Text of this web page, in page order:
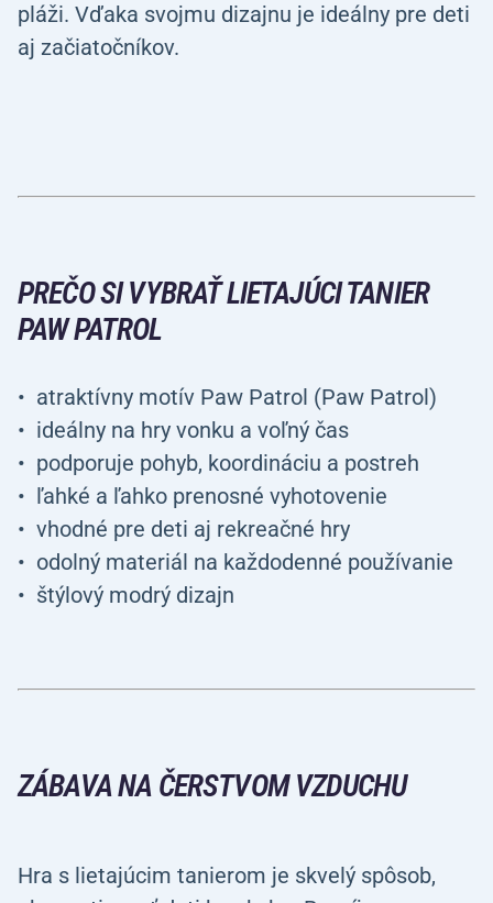
pláži. Vďaka svojmu dizajnu je ideálny pre deti
aj začiatočníkov.
PREČO SI VYBRAŤ LIETAJÚCI TANIER
PAW PATROL
atraktívny motív Paw Patrol (Paw Patrol)
ideálny na hry vonku a voľný čas
podporuje pohyb, koordináciu a postreh
ľahké a ľahko prenosné vyhotovenie
vhodné pre deti aj rekreačné hry
odolný materiál na každodenné používanie
štýlový modrý dizajn
ZÁBAVA NA ČERSTVOM VZDUCHU
Hra s lietajúcim tanierom je skvelý spôsob,